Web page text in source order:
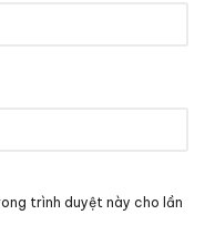
trình duyệt này cho lần